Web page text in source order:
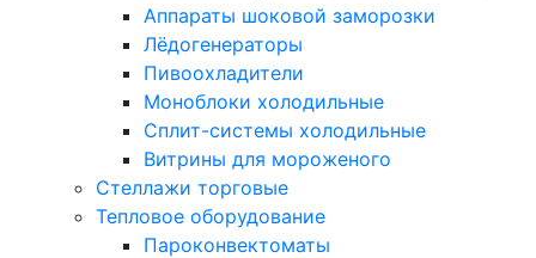
Аппараты шоковой заморозки
Лёдогенераторы
Пивоохладители
Моноблоки холодильные
Сплит-системы холодильные
Витрины для мороженого
Стеллажи торговые
Тепловое оборудование
Пароконвектоматы